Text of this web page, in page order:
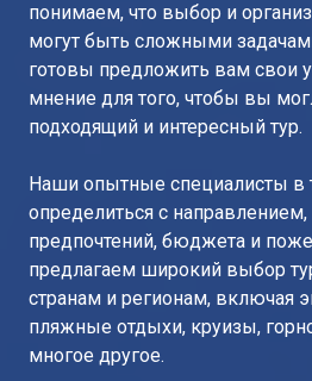
понимаем, что выбор и
могут быть сложными
готовы предложить вам свои
мнение для того, чтобы вы
подходящий и интересный тур.
Наши опытные специалисты в
определиться с
предпочтений, бюджета и
предлагаем широкий выбор
странам и регионам, включая
пляжные отдыхи, круизы,
многое другое.